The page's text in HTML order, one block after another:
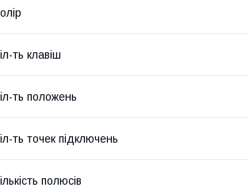
ть клавіш
ть положень
ть точек підключень
полюсів